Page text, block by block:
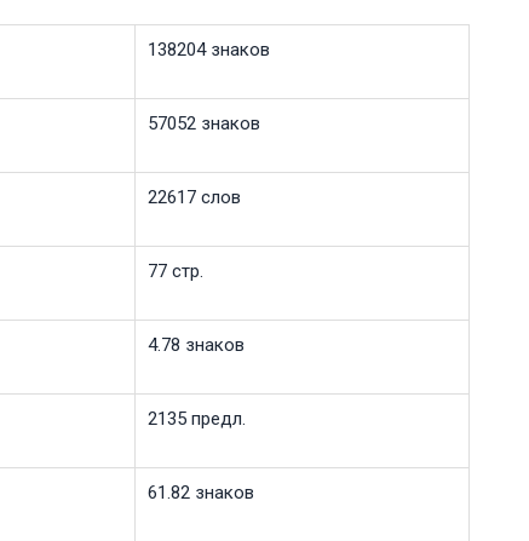
138204 знаков
57052 знаков
22617 слов
77 стр.
4.78 знаков
2135 предл.
61.82 знаков